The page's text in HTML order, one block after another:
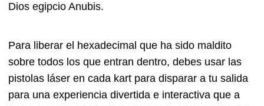
Dios egipcio Anubis.
Para liberar el hexadecimal que ha sido maldito
sobre todos los que entran dentro, debes usar las
pistolas láser en cada kart para disparar a tu salida
para una experiencia divertida e interactiva que a